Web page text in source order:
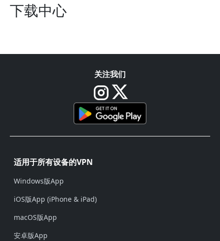
下载中心
关注我们
页脚
适用于所有设备的VPN
Windows版App
iOS版App (iPhone & iPad)
macOS版App
安卓版App